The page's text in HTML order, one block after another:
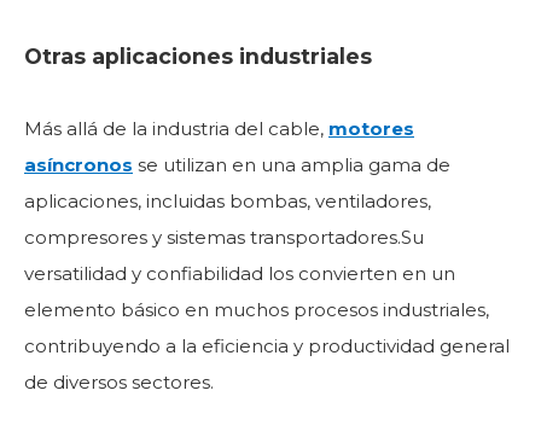
Otras aplicaciones industriales
Más allá de la industria del cable, motores
asíncronos se utilizan en una amplia gama de
aplicaciones, incluidas bombas, ventiladores,
compresores y sistemas transportadores.Su
versatilidad y confiabilidad los convierten en un
elemento básico en muchos procesos industriales,
contribuyendo a la eficiencia y productividad general
de diversos sectores.